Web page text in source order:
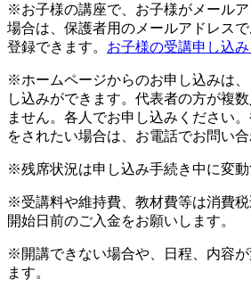
※お子様の講座で、お子様がメール
場合は、保護者用のメールアドレス
登録できます。 お子様の受講申し込
※ホームページからのお申し込みは
し込みができます。代表者の方が複
ません。各人でお申し込みください
をされたい場合は、お電話でお問い合
※残席状況は申し込み手続き中に変動
※受講料や維持費、教材費等は消費
開始日前のご入金をお願いします。
※開講できない場合や、日程、内容が
ます。